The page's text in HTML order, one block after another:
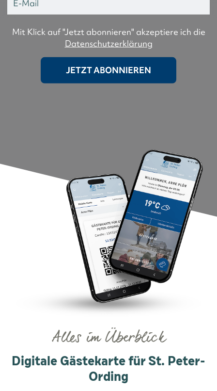
Mit Klick auf "Jetzt abonnieren" akzeptiere ich die
Datenschutzerklärung
Alles im Überblick
Digitale Gästekarte für St. Peter-
Ording